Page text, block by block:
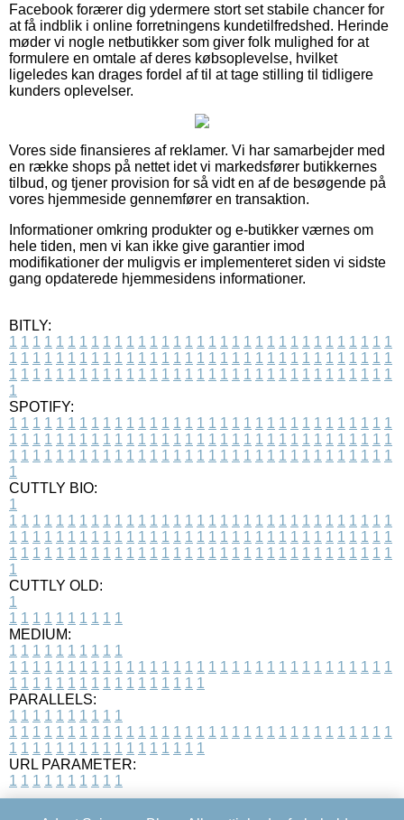
Facebook forærer dig ydermere stort set stabile chancer for
at få indblik i online forretningens kundetilfredshed. Herinde
møder vi nogle netbutikker som giver folk mulighed for at
formulere en omtale af deres købsoplevelse, hvilket
ligeledes kan drages fordel af til at tage stilling til tidligere
kunders oplevelser.
Vores side finansieres af reklamer. Vi har samarbejder med
en række shops på nettet idet vi markedsfører butikkernes
tilbud, og tjener provision for så vidt en af de besøgende på
vores hjemmeside gennemfører en transaktion.
Informationer omkring produkter og e-butikker værnes om
hele tiden, men vi kan ikke give garantier imod
modifikationer der muligvis er implementeret siden vi sidste
gang opdaterede hjemmesidens informationer.
BITLY:
1 1 1 1 1 1 1 1 1 1 1 1 1 1 1 1 1 1 1 1 1 1 1 1 1 1 1 1 1 1 1 1 1
1 1 1 1 1 1 1 1 1 1 1 1 1 1 1 1 1 1 1 1 1 1 1 1 1 1 1 1 1 1 1 1 1
1 1 1 1 1 1 1 1 1 1 1 1 1 1 1 1 1 1 1 1 1 1 1 1 1 1 1 1 1 1 1 1 1
1
SPOTIFY:
1 1 1 1 1 1 1 1 1 1 1 1 1 1 1 1 1 1 1 1 1 1 1 1 1 1 1 1 1 1 1 1 1
1 1 1 1 1 1 1 1 1 1 1 1 1 1 1 1 1 1 1 1 1 1 1 1 1 1 1 1 1 1 1 1 1
1 1 1 1 1 1 1 1 1 1 1 1 1 1 1 1 1 1 1 1 1 1 1 1 1 1 1 1 1 1 1 1 1
1
CUTTLY BIO:
1
1 1 1 1 1 1 1 1 1 1 1 1 1 1 1 1 1 1 1 1 1 1 1 1 1 1 1 1 1 1 1 1 1
1 1 1 1 1 1 1 1 1 1 1 1 1 1 1 1 1 1 1 1 1 1 1 1 1 1 1 1 1 1 1 1 1
1 1 1 1 1 1 1 1 1 1 1 1 1 1 1 1 1 1 1 1 1 1 1 1 1 1 1 1 1 1 1 1 1
1
CUTTLY OLD:
1
1 1 1 1 1 1 1 1 1 1
MEDIUM:
1 1 1 1 1 1 1 1 1 1
1 1 1 1 1 1 1 1 1 1 1 1 1 1 1 1 1 1 1 1 1 1 1 1 1 1 1 1 1 1 1 1 1
1 1 1 1 1 1 1 1 1 1 1 1 1 1 1 1 1
PARALLELS:
1 1 1 1 1 1 1 1 1 1
1 1 1 1 1 1 1 1 1 1 1 1 1 1 1 1 1 1 1 1 1 1 1 1 1 1 1 1 1 1 1 1 1
1 1 1 1 1 1 1 1 1 1 1 1 1 1 1 1 1
URL PARAMETER:
1 1 1 1 1 1 1 1 1 1